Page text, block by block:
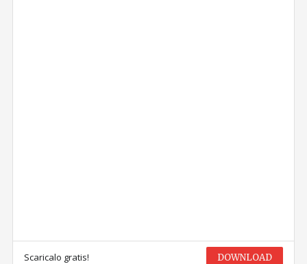
Scaricalo gratis! DOWNLOAD